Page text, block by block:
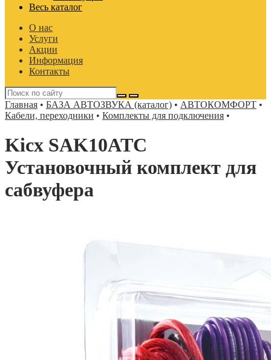
Весь каталог
О нас
Услуги
Акции
Информация
Контакты
Главная • БАЗА АВТОЗВУКА (каталог) • АВТОКОМФОРТ •
Кабели, переходники • Комплекты для подключения •
Kicx SAK10ATC
Установочный комплект для
сабвуфера